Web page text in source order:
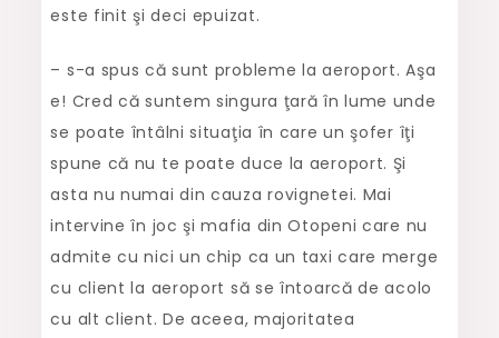
este finit şi deci epuizat.
– s-a spus că sunt probleme la aeroport. Aşa
e! Cred că suntem singura ţară în lume unde
se poate întâlni situaţia în care un şofer îţi
spune că nu te poate duce la aeroport. Şi
asta nu numai din cauza rovignetei. Mai
intervine în joc şi mafia din Otopeni care nu
admite cu nici un chip ca un taxi care merge
cu client la aeroport să se întoarcă de acolo
cu alt client. De aceea, majoritatea